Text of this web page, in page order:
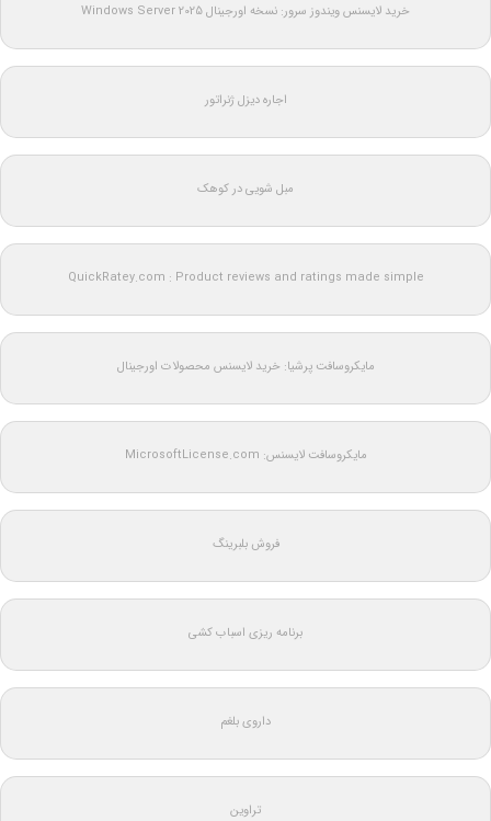
خرید لایسنس ویندوز سرور: نسخه اورجینال Windows Server 2025
اجاره دیزل ژنراتور
مبل شویی در کوهک
QuickRatey.com : Product reviews and ratings made simple
مایکروسافت پرشیا: خرید لایسنس محصولات اورجینال
مایکروسافت لایسنس: MicrosoftLicense.com
فروش بلبرینگ
برنامه ریزی اسباب کشی
داروی بلغم
تراوین